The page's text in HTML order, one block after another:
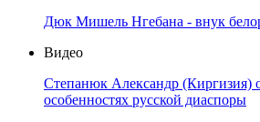
Дюк Мишель Нгебана - внук
Видео
Степанюк Александр (Киргизия)
особенностях русской диаспоры